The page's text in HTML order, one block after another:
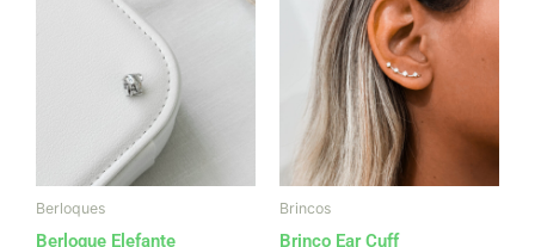
Berloques
Berloque Elefante
Brincos
Brinco Ear Cuff